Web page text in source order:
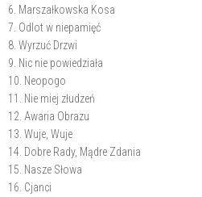
6. Marszałkowska Kosa
7. Odlot w niepamięć
8. Wyrzuć Drzwi
9. Nic nie powiedziała
10. Neopogo
11. Nie miej złudzeń
12. Awaria Obrazu
13. Wuje, Wuje
14. Dobre Rady, Mądre Zdania
15. Nasze Słowa
16. Cjanci